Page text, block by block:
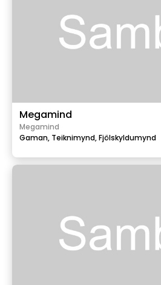
Megamind
Megamind
Gaman, Teiknimynd,Fjölskyldumynd